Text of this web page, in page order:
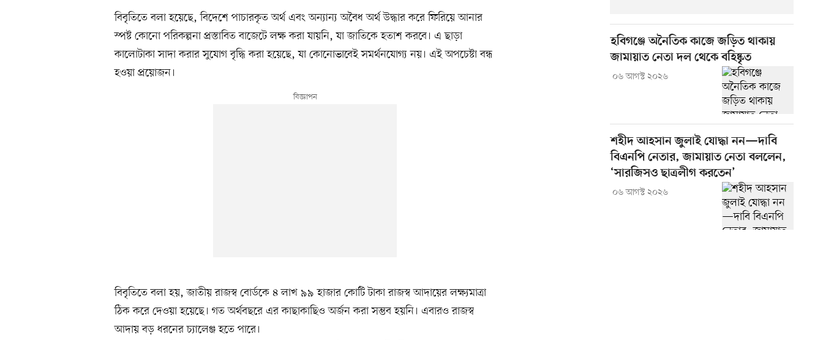
বিবৃতিতে বলা হয়েছে, বিদেশে পাচারকৃত অর্থ এবং অন্যান্য অবৈধ অর্থ উদ্ধার করে ফিরিয়ে আনার
স্পষ্ট কোনো পরিকল্পনা প্রস্তাবিত বাজেটে লক্ষ করা যায়নি, যা জাতিকে হতাশ করবে। এ ছাড়া
কালোটাকা সাদা করার সুযোগ বৃদ্ধি করা হয়েছে, যা কোনোভাবেই সমর্থনযোগ্য নয়। এই অপচেষ্টা বন্ধ
হওয়া প্রয়োজন।
বিবৃতিতে বলা হয়, জাতীয় রাজস্ব বোর্ডকে ৪ লাখ ৯৯ হাজার কোটি টাকা রাজস্ব আদায়ের লক্ষ্যমাত্রা
ঠিক করে দেওয়া হয়েছে। গত অর্থবছরে এর কাছাকাছিও অর্জন করা সম্ভব হয়নি। এবারও রাজস্ব
আদায় বড় ধরনের চ্যালেঞ্জ হতে পারে।
হবিগঞ্জে অনৈতিক কাজে জড়িত থাকায়
জামায়াত নেতা দল থেকে বহিষ্কৃত
০৬ আগস্ট ২০২৬
শহীদ আহসান জুলাই যোদ্ধা নন—দাবি
বিএনপি নেতার, জামায়াত নেতা বললেন,
‘সারজিসও ছাত্রলীগ করতেন’
০৬ আগস্ট ২০২৬